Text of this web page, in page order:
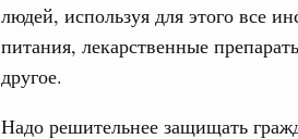
людей, используя для этого все
питания, лекарственные
другое.
Надо решительнее защищать